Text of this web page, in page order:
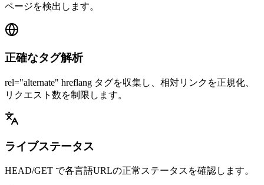
ページを検出します。
正確なタグ解析
rel="alternate" hreflang タグを収集し、相対リンクを正規化、
リクエスト数を制限します。
ライブステータス
HEAD/GET で各言語URLの正常ステータスを確認します。